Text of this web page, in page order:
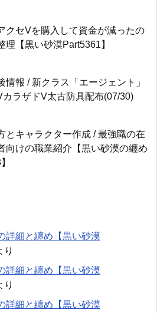
クセVを購入して資金が減ったの
理【黒い砂漠Part5361】
情報 / 新クラス「エージェント」
ラザドV太古防具配布(07/30)
とキャラクター作成 / 最強職の在
向けの職業紹介【黒い砂漠の纏め
詳細と纏め【黒い砂漠
り
詳細と纏め【黒い砂漠
り
詳細と纏め【黒い砂漠